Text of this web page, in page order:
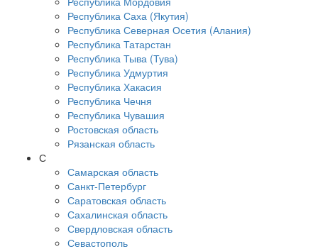
Республика Саха (Якутия)
Республика Северная Осетия (Алания)
Республика Татарстан
Республика Тыва (Тува)
Республика Удмуртия
Республика Хакасия
Республика Чечня
Республика Чувашия
Ростовская область
Рязанская область
С
Самарская область
Санкт-Петербург
Саратовская область
Сахалинская область
Свердловская область
Севастополь